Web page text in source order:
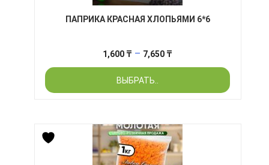
ПАПРИКА КРАСНАЯ ХЛОПЬЯМИ 6*6
1,600 ₸ – 7,650 ₸
цен:
–
ВЫБРАТЬ..